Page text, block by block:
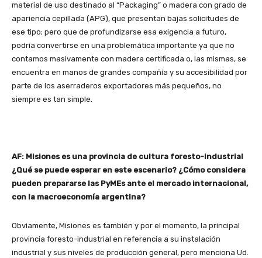
material de uso destinado al “Packaging” o madera con grado de
apariencia cepillada (APG), que presentan bajas solicitudes de
ese tipo; pero que de profundizarse esa exigencia a futuro,
podría convertirse en una problemática importante ya que no
contamos masivamente con madera certificada o, las mismas, se
encuentra en manos de grandes compañía y su accesibilidad por
parte de los aserraderos exportadores más pequeños, no
siempre es tan simple.
AF: Misiones es una provincia de cultura foresto-industrial
¿Qué se puede esperar en este escenario? ¿Cómo considera
pueden prepararse las PyMEs ante el mercado internacional,
con la macroeconomía argentina?
Obviamente, Misiones es también y por el momento, la principal
provincia foresto-industrial en referencia a su instalación
industrial y sus niveles de producción general, pero menciona Ud.